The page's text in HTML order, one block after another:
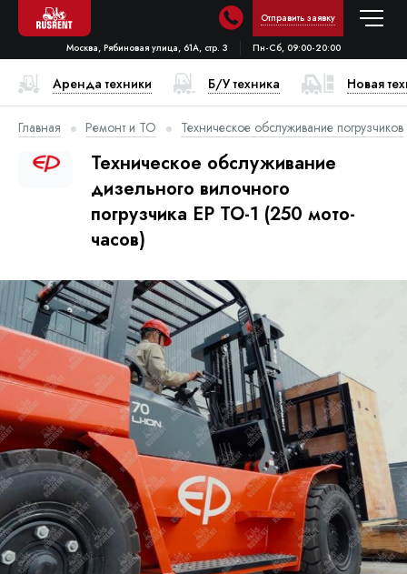
Отправить заявку
Москва, Рябиновая улица, 61А, стр. 3 Пн-Сб, 09:00-20:00
Аренда техники Б/У техника Новая
Главная Ремонт и ТО Техническое обслуживание погрузчиков
Техническое обслуживание
дизельного вилочного
погрузчика EP ТО-1 (250 мото-
часов)